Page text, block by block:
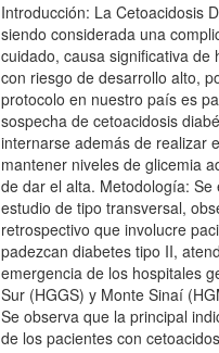
Introducción: La Cetoacidosis
siendo considerada una
cuidado, causa significativa de
con riesgo de desarrollo alto,
protocolo en nuestro país es
sospecha de cetoacidosis
internarse además de realizar
mantener niveles de glicemia
de dar el alta. Metodología: Se
estudio de tipo transversal,
retrospectivo que involucre
padezcan diabetes tipo II,
emergencia de los hospitales
Sur (HGGS) y Monte Sinaí
Se observa que la principal
de los pacientes con